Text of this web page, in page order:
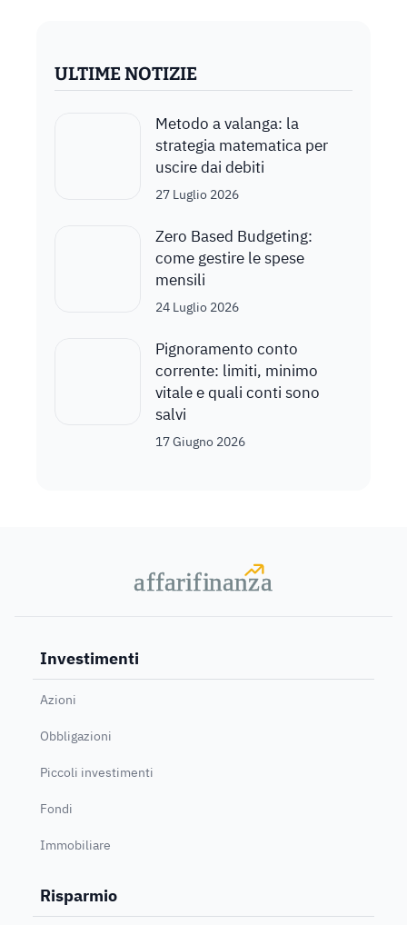
ULTIME NOTIZIE
Metodo a valanga: la
strategia matematica per
uscire dai debiti
27 Luglio 2026
Zero Based Budgeting:
come gestire le spese
mensili
24 Luglio 2026
Pignoramento conto
corrente: limiti, minimo
vitale e quali conti sono
salvi
17 Giugno 2026
affarifinanza
affarifinanza
Investimenti
Azioni
Obbligazioni
Piccoli investimenti
Fondi
Immobiliare
Risparmio